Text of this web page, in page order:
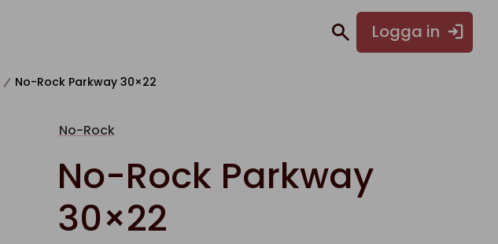
Logga in
No-Rock Parkway 30×22
No-Rock
No-Rock Parkway
30×22